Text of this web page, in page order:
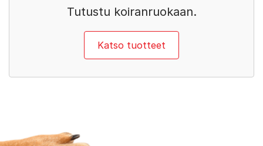
Tutustu koiranruokaan.
Katso tuotteet